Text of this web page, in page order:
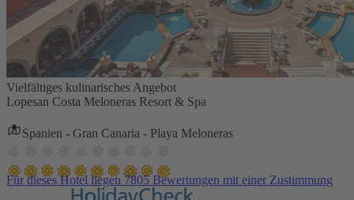
Vielfältiges kulinarisches Angebot
Lopesan Costa Meloneras Resort & Spa
Spanien - Gran Canaria - Playa Meloneras
Für dieses Hotel liegen 7805 Bewertungen mit einer Zustimmung